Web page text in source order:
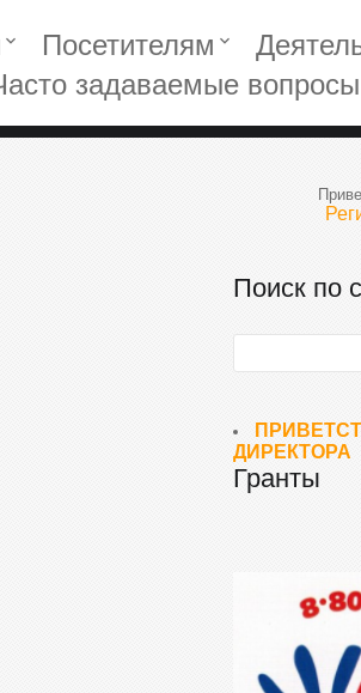
keyboard_arrow_down Посетителям keyboard_arrow_down
задаваемые вопросы
Поиск по
ДИРЕКТОРА
Гранты